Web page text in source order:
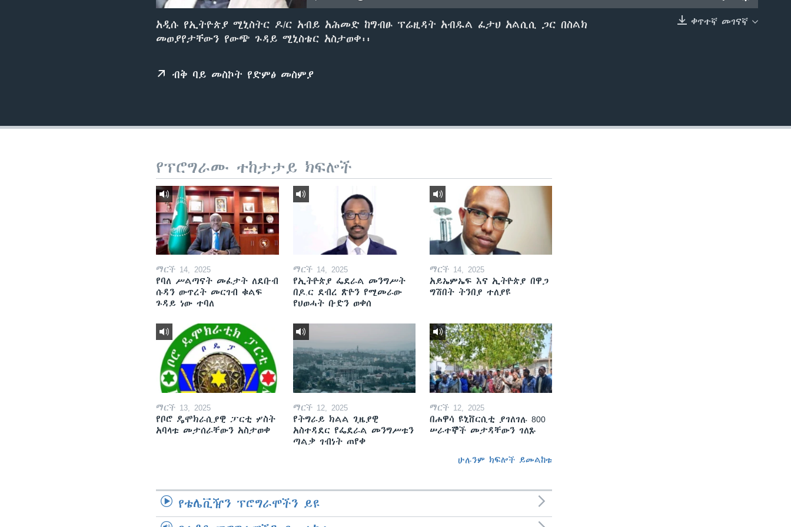
ቀጥተኛ መገናኛ
አዲሱ የኢትዮጵያ ሚኒስትር ዶ/ር አብይ አሕመድ ከግብፁ ፕሬዚዳት አብዱል ፈታህ አልሲሲ ጋር በስልክ
መወያየታቸውን የውጭ ጉዳይ ሚኒስቴር አስታወቀ፡፡
ብቅ ባይ መስኮት የድምፅ መስምያ
የፕሮግራሙ ተከታታይ ክፍሎች
ማርች 14, 2025
የባለ ሥልጣናት መፈታት ለደቡብ
ሱዳን ውጥረት መርገብ ቁልፍ
ጉዳይ ነው ተባለ
ማርች 14, 2025
የኢትዮጵያ ፌደራል መንግሥት
በዶ.ር ደብረ ጽዮን የሚመራው
የህወሓት ቡድን ወቀሰ
ማርች 14, 2025
አይኤምኤፍ እና ኢትዮጵያ በዋጋ
ግሽበት ትንበያ ተለያዩ
ማርች 13, 2025
የቦሮ ዴሞክራሲያዊ ፓርቲ ሦስት
አባላቱ መታሰራቸውን አስታወቀ
ማርች 12, 2025
የትግራይ ክልል ጊዜያዊ
አስተዳደር የፌደራል መንግሥቱን
ጣልቃ ገብነት ጠየቀ
ማርች 12, 2025
በሐዋሳ ዩኒቨርሲቲ ያገለገሉ 800
ሠራተኞች መታዳቸውን ገለጹ
ሁሉንም ክፍሎች ይመልከቱ
የቴሌቪዥን ፕሮግራሞችን ይዩ